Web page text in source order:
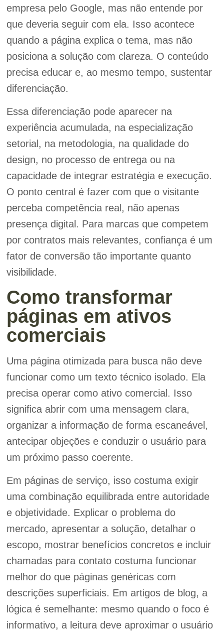
empresa pelo Google, mas não entende por
que deveria seguir com ela. Isso acontece
quando a página explica o tema, mas não
posiciona a solução com clareza. O conteúdo
precisa educar e, ao mesmo tempo, sustentar
diferenciação.
Essa diferenciação pode aparecer na
experiência acumulada, na especialização
setorial, na metodologia, na qualidade do
design, no processo de entrega ou na
capacidade de integrar estratégia e execução.
O ponto central é fazer com que o visitante
perceba competência real, não apenas
presença digital. Para marcas que competem
por contratos mais relevantes, confiança é um
fator de conversão tão importante quanto
visibilidade.
Como transformar
páginas em ativos
comerciais
Uma página otimizada para busca não deve
funcionar como um texto técnico isolado. Ela
precisa operar como ativo comercial. Isso
significa abrir com uma mensagem clara,
organizar a informação de forma escaneável,
antecipar objeções e conduzir o usuário para
um próximo passo coerente.
Em páginas de serviço, isso costuma exigir
uma combinação equilibrada entre autoridade
e objetividade. Explicar o problema do
mercado, apresentar a solução, detalhar o
escopo, mostrar benefícios concretos e incluir
chamadas para contato costuma funcionar
melhor do que páginas genéricas com
descrições superficiais. Em artigos de blog, a
lógica é semelhante: mesmo quando o foco é
informativo, a leitura deve aproximar o usuário